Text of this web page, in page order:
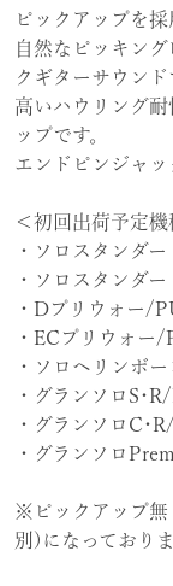
ピックアップを採
自然なピッキン
クギターサウンド
高いハウリング
ップです。
エンドピンジャッ
＜初回出荷予定機
・ソロスタン
・ソロスタン
・Dプリウォ
・ECプリウ
・ソロヘリン
・グランソロ
・グランソロ
・グランソロ
※ピックアップ無
別)になっておりま